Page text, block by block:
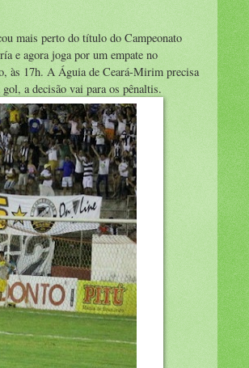
mais perto do título do Campeonato
e agora joga por um empate no
às 17h. A Águia de Ceará-Mirim precisa
a decisão vai para os pênaltis.